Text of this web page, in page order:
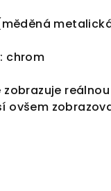
chrom
zobrazuje
ovšem